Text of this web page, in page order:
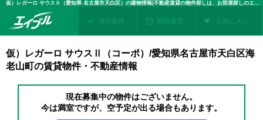
仮）レガーロ サウスⅡ（愛知県 名古屋市天白区）の建物情報|不動産賃貸の物件探しは、お部屋探しのエイブル
保存条件 閲覧履歴 お気に入り
仮）レガーロ サウスⅡ（コーポ）/愛知県名古屋市天白区海
老山町の賃貸物件・不動産情報
現在募集中の物件はございません。
今は満室ですが、空予定が出る場合もあります。